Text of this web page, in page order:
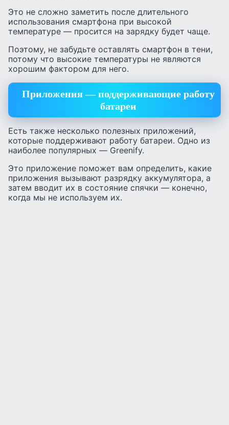
Это не сложно заметить после длительного
использования смартфона при высокой
температуре — просится на зарядку будет чаще.
Поэтому, не забудьте оставлять смартфон в тени,
потому что высокие температуры не являются
хорошим фактором для него.
Приложения — поддерживающие работу
батареи
Есть также несколько полезных приложений,
которые поддерживают работу батареи. Одно из
наиболее популярных — Greenify.
Это приложение поможет вам определить, какие
приложения вызывают разрядку аккумулятора, а
затем вводит их в состояние спячки — конечно,
когда мы не используем их.